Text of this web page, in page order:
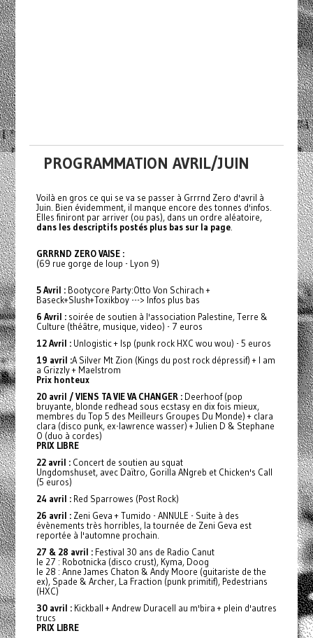
PROGRAMMATION AVRIL/JUIN
Voilà en gros ce qui se va se passer à Grrrnd Zero d'avril à
Juin. Bien évidemment, il manque encore des tonnes d'infos.
Elles finiront par arriver (ou pas), dans un ordre aléatoire,
dans les descriptifs postés plus bas sur la page.
GRRRND ZERO VAISE :
(69 rue gorge de loup - Lyon 9)
5 Avril :Bootycore Party:Otto Von Schirach +
Baseck+Slush+Toxikboy ---> Infos plus bas
6 Avril :soirée de soutien à l'association Palestine, Terre &
Culture (théâtre, musique, video) - 7 euros
12 Avril :Unlogistic + Isp (punk rock HXC wou wou) - 5 euros
19 avril :A Silver Mt Zion (Kings du post rock dépressif) + I am
a Grizzly + Maelstrom
Prix honteux
20 avril / VIENS TA VIE VA CHANGER :Deerhoof (pop
bruyante, blonde redhead sous ecstasy en dix fois mieux,
membres du Top 5 des Meilleurs Groupes Du Monde) + clara
clara (disco punk, ex-lawrence wasser) + Julien D & Stephane
O (duo à cordes)
PRIX LIBRE
22 avril :Concert de soutien au squat
Ungdomshuset, avec Daïtro, Gorilla ANgreb et Chicken's Call
(5 euros)
24 avril :Red Sparrowes (Post Rock)
26 avril :Zeni Geva + Tumido - ANNULE - Suite à des
évènements très horribles, la tournée de Zeni Geva est
reportée à l'automne prochain.
27 & 28 avril :Festival 30 ans de Radio Canut
le 27 : Robotnicka (disco crust), Kyma, Doog
le 28 : Anne James Chaton & Andy Moore (guitariste de the
ex), Spade & Archer, La Fraction (punk primitif), Pedestrians
(HXC)
30 avril :Kickball + Andrew Duracell au m'bira + plein d'autres
trucs
PRIX LIBRE